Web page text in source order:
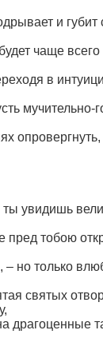
и губит
чаще всего
в
мучительно-
опровергнуть,
ты увидишь
пред тобою
но только
святых
драгоценные